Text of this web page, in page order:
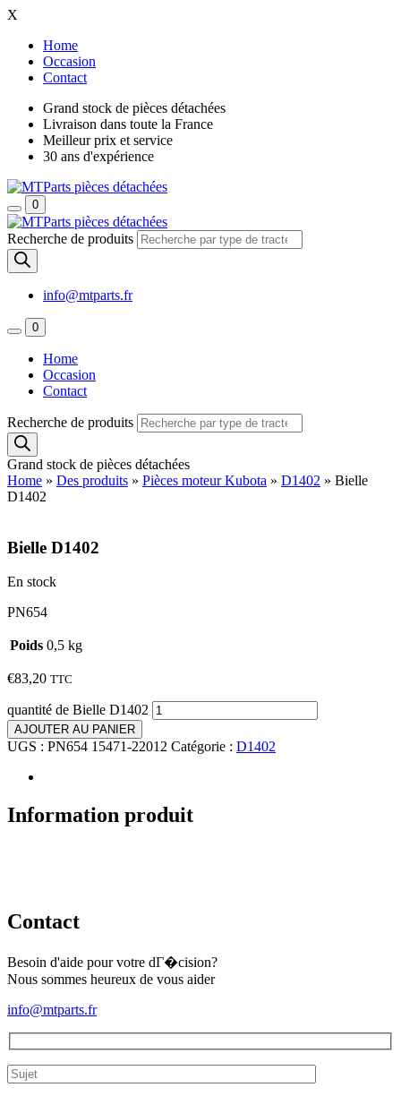
X
Home
Occasion
Contact
Grand stock de pièces détachées
Livraison dans toute la France
Meilleur prix et service
30 ans d'expérience
0
Recherche de produits
info@mtparts.fr
0
Home
Occasion
Contact
Recherche de produits
Grand stock de pièces détachées
Home » Des produits » Pièces moteur Kubota » D1402 » Bielle
D1402
Bielle D1402
En stock
PN654
Poids 0,5 kg
€83,20 TTC
quantité de Bielle D1402
AJOUTER AU PANIER
UGS : PN654 15471-22012 Catégorie : D1402
Information produit
Contact
Besoin d'aide pour votre dГ�cision?
Nous sommes heureux de vous aider
info@mtparts.fr